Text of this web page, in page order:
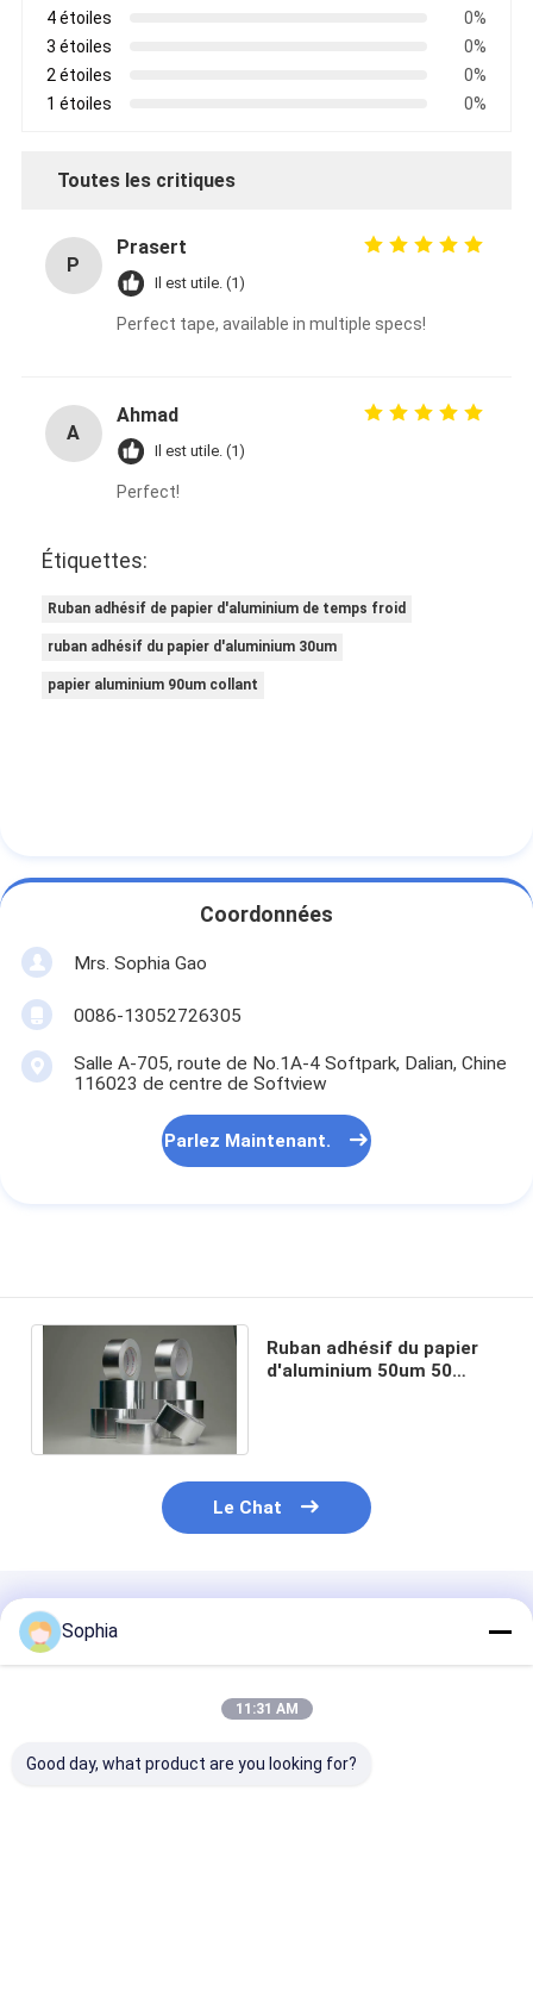
4 étoiles
0%
3 étoiles
0%
2 étoiles
0%
1 étoiles
0%
Toutes les critiques
P
Prasert
Il est utile. (1)
Perfect tape, available in multiple specs!
A
Ahmad
Il est utile. (1)
Perfect!
Étiquettes:
Ruban adhésif de papier d'aluminium de temps froid
ruban adhésif du papier d'aluminium 30um
papier aluminium 90um collant
Coordonnées
Mrs. Sophia Gao
0086-13052726305
Salle A-705, route de No.1A-4 Softpark, Dalian, Chine
116023 de centre de Softview
Parlez Maintenant.
Ruban adhésif du papier
d'aluminium 50um 50
Le Chat
Produits Recommandés
Sophia
11:31 AM
Good day, what product are you looking for?